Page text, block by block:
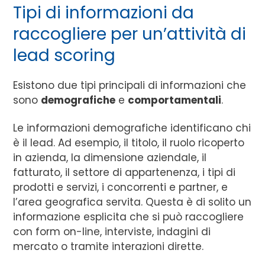
Tipi di informazioni da
raccogliere per un’attività di
lead scoring
Esistono due tipi principali di informazioni che
sono demografiche e comportamentali.
Le informazioni demografiche identificano chi
è il lead. Ad esempio, il titolo, il ruolo ricoperto
in azienda, la dimensione aziendale, il
fatturato, il settore di appartenenza, i tipi di
prodotti e servizi, i concorrenti e partner, e
l’area geografica servita. Questa è di solito un
informazione esplicita che si può raccogliere
con form on-line, interviste, indagini di
mercato o tramite interazioni dirette.